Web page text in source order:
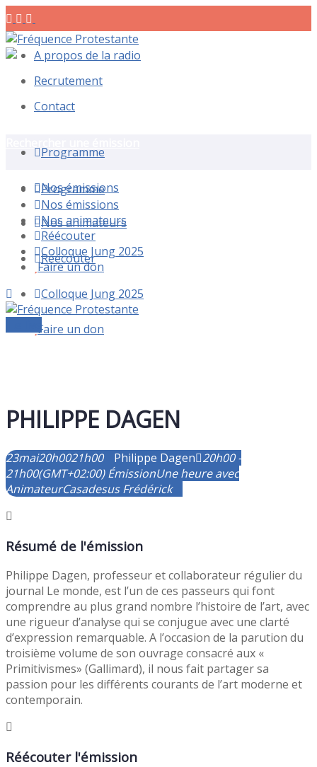
A propos de la radio
Recrutement
Contact
Programme
Nos émissions
Nos animateurs
Réécouter
Colloque Jung 2025
Faire un don
Programme
Nos émissions
Nos animateurs
Réécouter
Colloque Jung 2025
Faire un don
PHILIPPE DAGEN
23mai20h0021h00 Philippe Dagen 20h00 -
21h00(GMT+02:00) ÉmissionUne heure avec
AnimateurCasadesus Frédérick
Résumé de l'émission
Philippe Dagen, professeur et collaborateur régulier du
journal Le monde, est l’un de ces passeurs qui font
comprendre au plus grand nombre l’histoire de l’art, avec
une rigueur d’analyse qui se conjugue avec une clarté
d’expression remarquable. A l’occasion de la parution du
troisième volume de son ouvrage consacré aux «
Primitivismes» (Gallimard), il nous fait partager sa
passion pour les différents courants de l’art moderne et
contemporain.
Réécouter l'émission